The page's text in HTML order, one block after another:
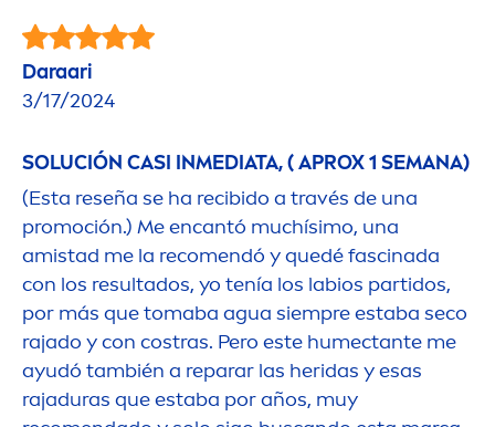
Daraari
3/17/2024
SOLUCIÓN CASI INMEDIATA, ( APROX 1 SEMANA)
(Esta reseña se ha recibido a través de una
promoción.) Me encantó muchísimo, una
amistad me la recomendó y quedé fascinada
con los resultados, yo tenía los labios partidos,
por más que tomaba agua siempre estaba seco
rajado y con costras. Pero este humectante me
ayudó también a reparar las heridas y esas
rajaduras que estaba por años, muy